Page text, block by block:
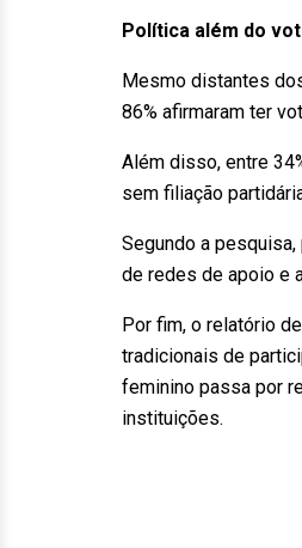
Política além do
Mesmo distantes
86% afirmaram ter
Além disso, entre
sem filiação
Segundo a
de redes de apoio e
Por fim, o relatório
tradicionais de
feminino passa por
instituições.